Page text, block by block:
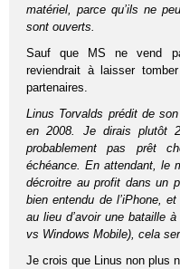
matériel, parce qu’ils ne
sont ouverts.
Sauf que MS ne vend
reviendrait à laisser
partenaires.
Linus Torvalds prédit de
en 2008. Je dirais plutôt
probablement pas prêt
échéance. En attendant, le
décroitre au profit dans un
bien entendu de l’iPhone,
au lieu d’avoir une bataille
vs Windows Mobile), cela
Je crois que Linus non plus